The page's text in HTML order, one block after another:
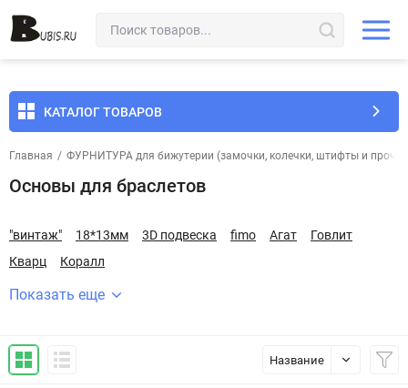
КАТАЛОГ ТОВАРОВ
Главная / ФУРНИТУРА для бижутерии (замочки, колечки, штифты и
Основы для браслетов
"винтаж" 18*13мм 3D подвеска fimo Агат
Говлит
Кварц
Коралл
Показать еще
Название